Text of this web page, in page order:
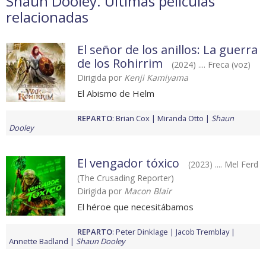
relacionadas
El señor de los anillos: La guerra
de los Rohirrim
(2024) .... Freca (voz)
Dirigida por Kenji Kamiyama
El Abismo de Helm
REPARTO: Brian Cox Miranda Otto
Shaun
Dooley
El vengador tóxico
(2023) .... Mel Ferd
(The Crusading Reporter)
Dirigida por Macon Blair
El héroe que necesitábamos
REPARTO: Peter Dinklage
Jacob Tremblay
Annette Badland
Shaun Dooley